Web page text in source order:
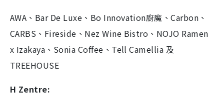
AWA、Bar De Luxe、Bo Innovation廚魔、Carbon、
CARBS、Fireside、Nez Wine Bistro、NOJO Ramen
x Izakaya、Sonia Coffee、Tell Camellia 及
TREEHOUSE
H Zentre: